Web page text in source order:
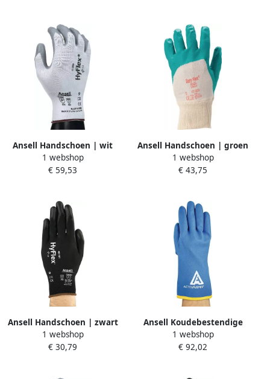
Ansell Handschoen | wit
grijs | EN 388 PSA-categorie
II | nylon m.nitrilschuim |
1 webshop
€ 59,53
Ansell Handschoen | groen
| interlock-katoen m.nitril |
EN 388 PSA-categorie II | 12
1 webshop
€ 43,75
Ansell Handschoen | zwart
| EN 388 PSA-categorie II |
nylon met polyurethaan |
1 webshop
€ 30,79
Ansell Koudebestendige
handschoen | blauw | EN
388 EN 511 PSA-categorie II
1 webshop
€ 92,02